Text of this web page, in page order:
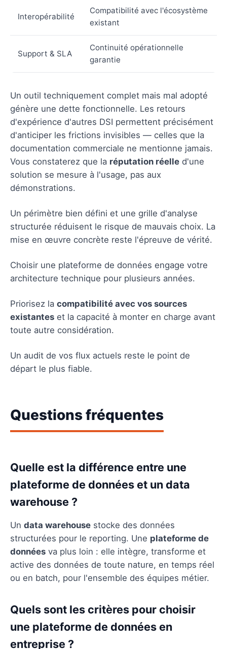
Interopérabilité
Compatibilité avec l'écosystème
existant
Support & SLA
Continuité opérationnelle
garantie
Un outil techniquement complet mais mal adopté
génère une dette fonctionnelle. Les retours
d'expérience d'autres DSI permettent précisément
d'anticiper les frictions invisibles — celles que la
documentation commerciale ne mentionne jamais.
Vous constaterez que la réputation réelle d'une
solution se mesure à l'usage, pas aux
démonstrations.
Un périmètre bien défini et une grille d'analyse
structurée réduisent le risque de mauvais choix. La
mise en œuvre concrète reste l'épreuve de vérité.
Choisir une plateforme de données engage votre
architecture technique pour plusieurs années.
Priorisez la compatibilité avec vos sources
existantes et la capacité à monter en charge avant
toute autre considération.
Un audit de vos flux actuels reste le point de
départ le plus fiable.
Questions fréquentes
Quelle est la différence entre une
plateforme de données et un data
warehouse ?
Un data warehouse stocke des données
structurées pour le reporting. Une plateforme de
données va plus loin : elle intègre, transforme et
active des données de toute nature, en temps réel
ou en batch, pour l'ensemble des équipes métier.
Quels sont les critères pour choisir
une plateforme de données en
entreprise ?